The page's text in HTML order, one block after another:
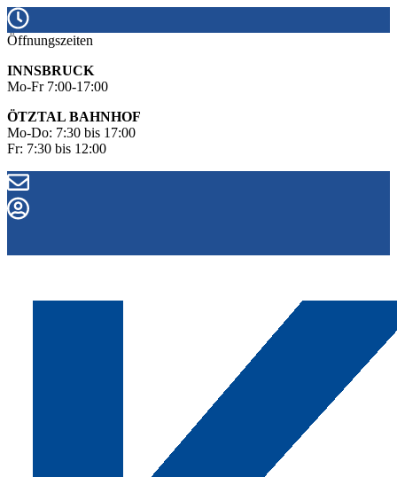
Öffnungszeiten
INNSBRUCK
Mo-Fr 7:00-17:00
ÖTZTAL BAHNHOF
Mo-Do: 7:30 bis 17:00
Fr: 7:30 bis 12:00